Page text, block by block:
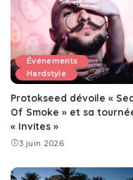
Événements
Hardstyle
Protokseed dévoile «
Of Smoke » et sa
« Invites »
3 juin 2026